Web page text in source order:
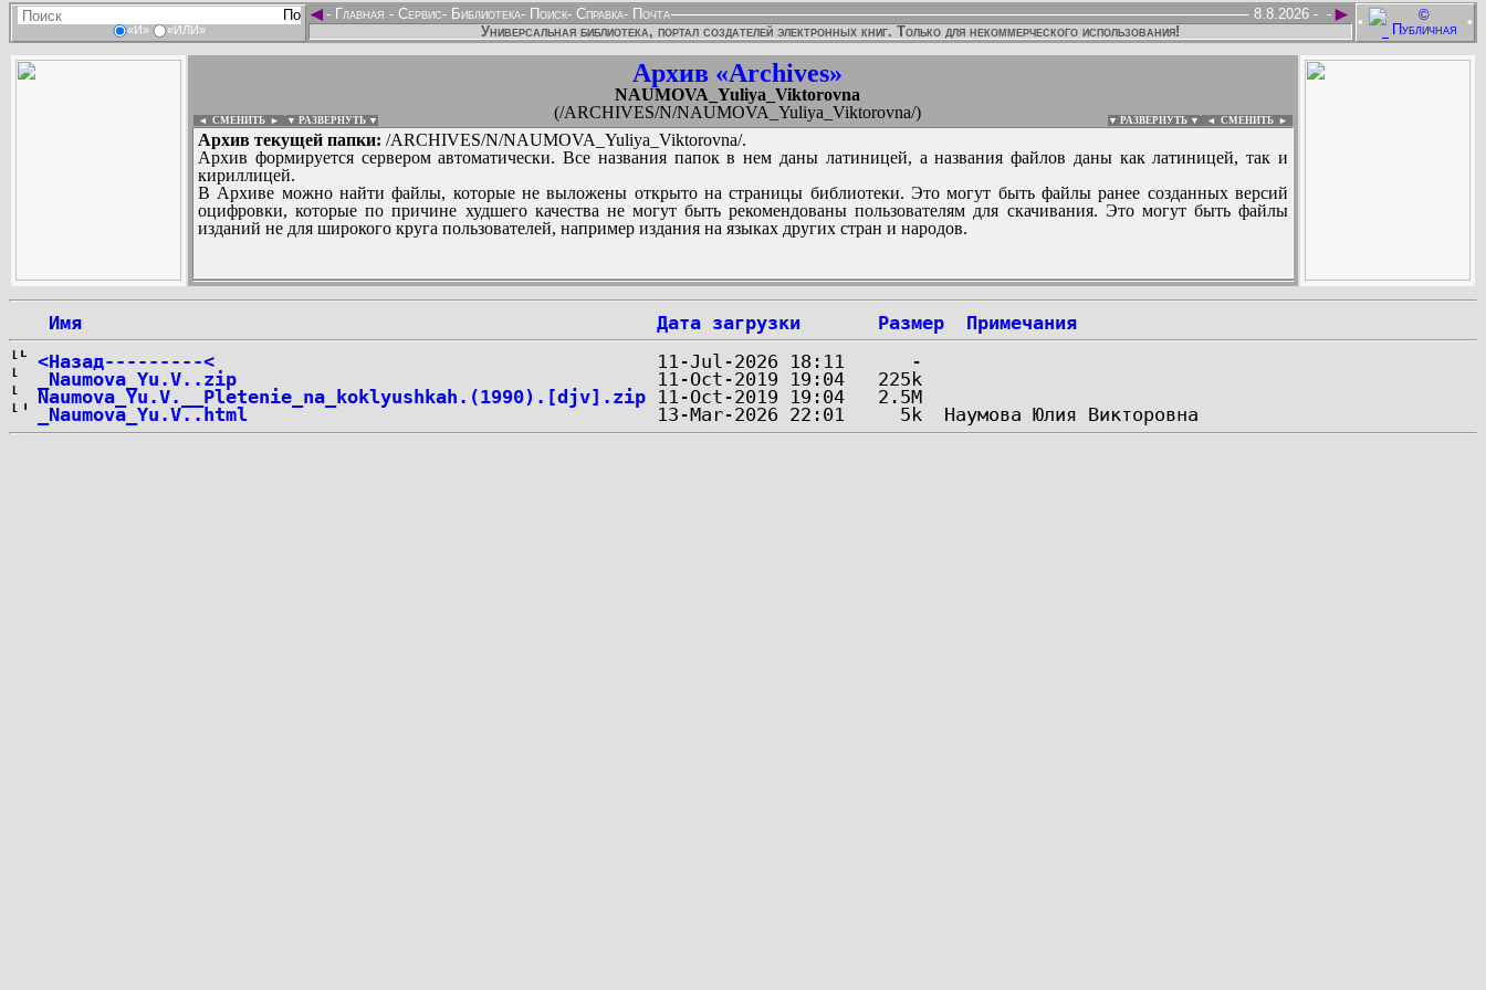
«И» «ИЛИ»
• •
◄ ►
- Главная - Сервис- Библиотека- Поиск- Справка- Почта -
8.8.2026 -
Универсальная библиотека, портал создателей электронных книг. Только для некоммерческого использования!
Архив «Archives»
NAUMOVA_Yuliya_Viktorovna
(/ARCHIVES/N/NAUMOVA_Yuliya_Viktorovna/)
◄ СМЕНИТЬ ► ▼ РАЗВЕРНУТЬ ▼ ▼ РАЗВЕРНУТЬ ▼ ◄ СМЕНИТЬ ►
Архив текущей папки: /ARCHIVES/N/NAUMOVA_Yuliya_Viktorovna/.
Архив формируется сервером автоматически. Все названия папок в нем даны латиницей, а названия файлов даны как латиницей, так и
кириллицей.
В Архиве можно найти файлы, которые не выложены открыто на страницы библиотеки. Это могут быть файлы ранее созданных версий
оцифровки, которые по причине худшего качества не могут быть рекомендованы пользователям для скачивания. Это могут быть файлы
изданий не для широкого круга пользователей, например издания на языках других стран и народов.
:
...
Имя Дата загрузки Размер
Примечания
<Назад---------<
_Naumova_Yu.V..zip
Naumova_Yu.V.__Pletenie_na_koklyushkah.(1990).[djv].zip
_Naumova_Yu.V..html